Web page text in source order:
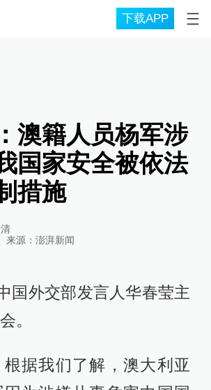
下载APP
澳籍人员杨军涉
国家安全被依法
措施
来源： 澎湃新闻
国外交部发言人华春莹主
。
据我们了解，澳大利亚